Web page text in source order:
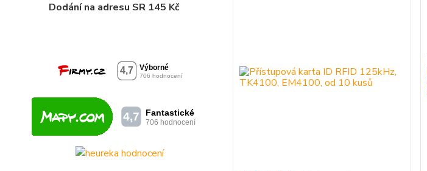
Dodánína adresu SR 145 Kč